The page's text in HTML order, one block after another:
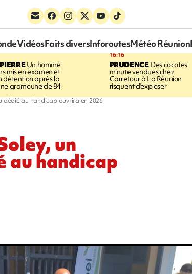
VidéosFaits diversInforoutesMétéo Réunion
Un homme
mis en examen et
détention après la
gramoune de 84
16:16
PRUDENCEDes cocotes
minute vendues chez
Carrefour à La Réunion
risquent d'exploser
dédié au handicap ouvrira en 2026
un
au handicap